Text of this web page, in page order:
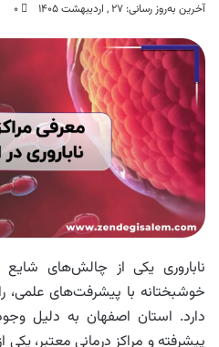
آخرین به‌روز رسانی: ۲۷ , اردیبهشت ۱۴۰۵ ۰
ناباروری یکی از چالش‌های
خوشبختانه با پیشرفت‌های علمی،
دارد. استان اصفهان به دلیل
پیشرفته و مراکز درمانی معتبر،